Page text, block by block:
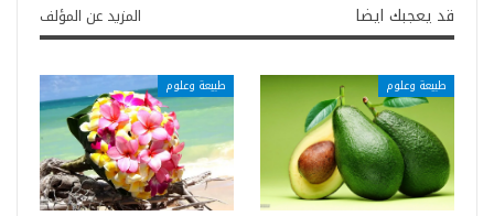
قد يعجبك ايضا المزيد عن المؤلف
طبيعة وعلوم طبيعة وعلوم